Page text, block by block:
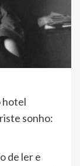
hotel
sonho:
de ler e